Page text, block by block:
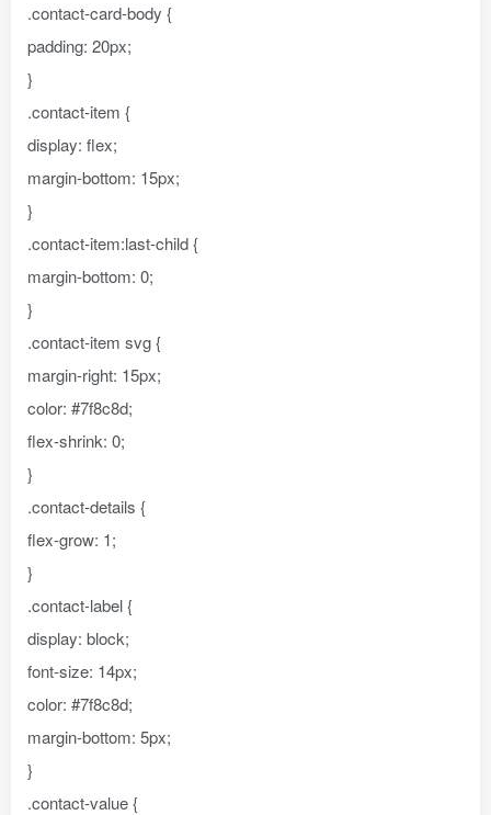
.contact-card-body {
padding: 20px;
}
.contact-item {
display: flex;
margin-bottom: 15px;
}
.contact-item:last-child {
margin-bottom: 0;
}
.contact-item svg {
margin-right: 15px;
color: #7f8c8d;
flex-shrink: 0;
}
.contact-details {
flex-grow: 1;
}
.contact-label {
display: block;
font-size: 14px;
color: #7f8c8d;
margin-bottom: 5px;
}
.contact-value {